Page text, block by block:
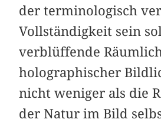
der terminologisch
Vollständigkeit sein
verblüffende
holographischer
nicht weniger als die
der Natur im Bild